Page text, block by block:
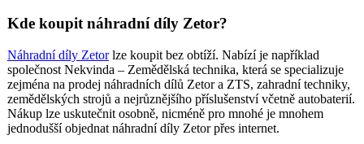
Kde koupit náhradní díly Zetor?
Náhradní díly Zetorlze koupit bez obtíží. Nabízí je například
společnost Nekvinda – Zemědělská technika, která se specializuje
zejména na prodej náhradních dílů Zetor a ZTS, zahradní techniky,
zemědělských strojů a nejrůznějšího příslušenství včetně autobaterií.
Nákup lze uskutečnit osobně, nicméně pro mnohé je mnohem
jednodušší objednat náhradní díly Zetor přes internet.